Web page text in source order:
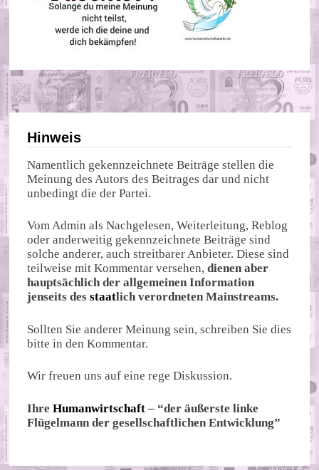
Hinweis
Namentlich gekennzeichnete Beiträge stellen die
Meinung des Autors des Beitrages dar und nicht
unbedingt die der Partei.
Vom Admin als Nachgelesen, Weiterleitung, Reblog
oder anderweitig gekennzeichnete Beiträge sind
solche anderer, auch streitbarer Anbieter. Diese sind
teilweise mit Kommentar versehen,dienen aber
hauptsächlich der allgemeinen Information
jenseits desstaatlich verordneten Mainstreams.
Sollten Sie anderer Meinung sein, schreiben Sie dies
bitte in den Kommentar.
Wir freuen uns auf eine rege Diskussion.
IhreHumanwirtschaft – “der äußerste linke
Flügelmann der gesellschaftlichen Entwicklung”